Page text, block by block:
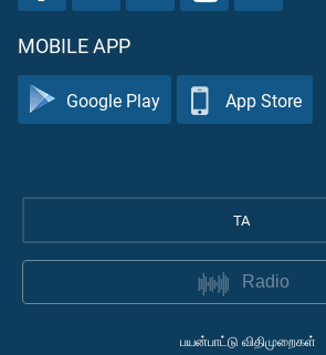
MOBILE APP
Google Play App Store
TA
Radio
பயன்பாட்டு விதிமுறைகள்